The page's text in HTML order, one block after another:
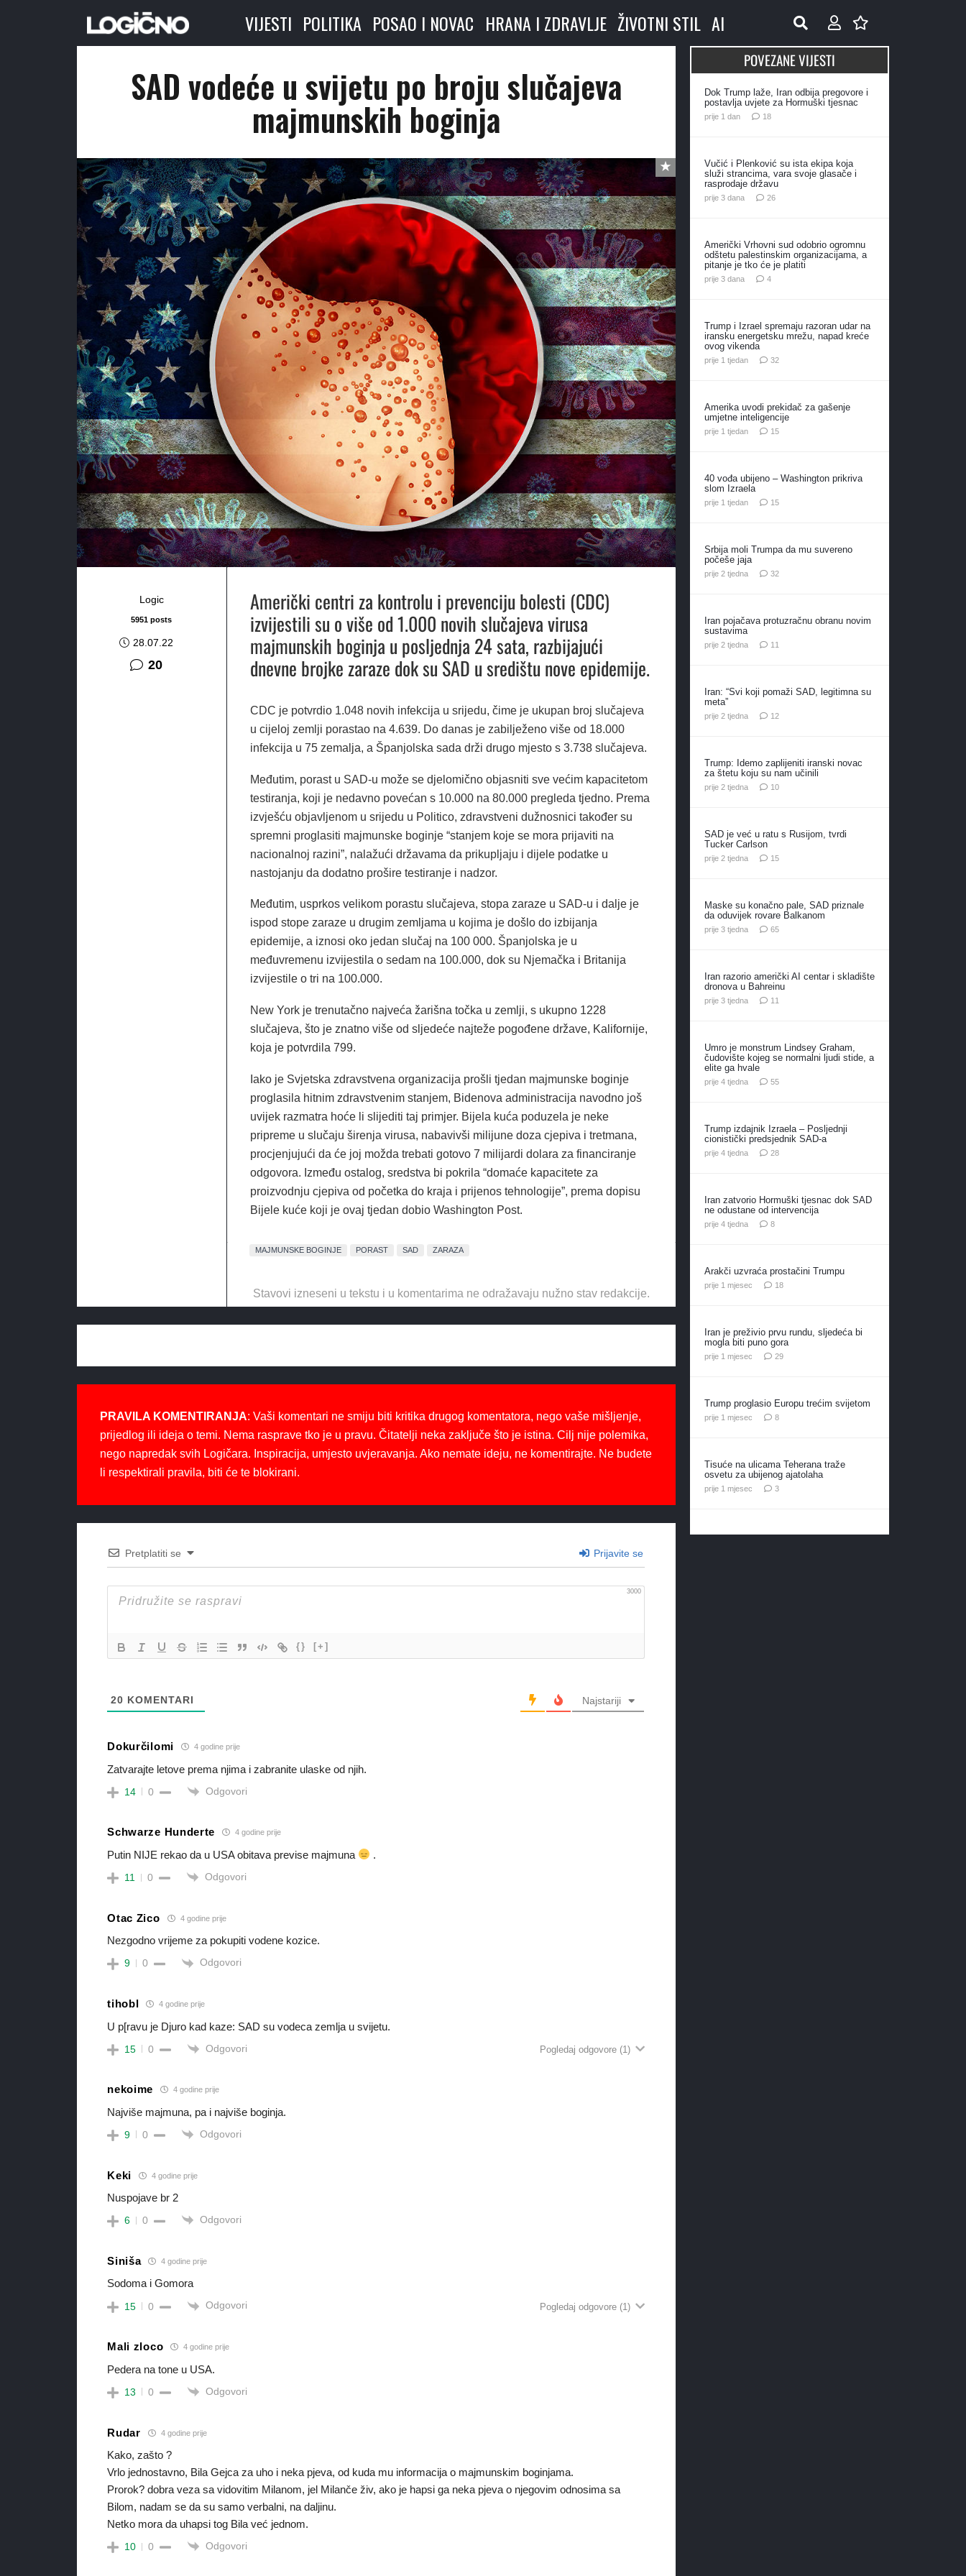
VIJESTI POLITIKA POSAO I NOVAC HRANA I ZDRAVLJE ŽIVOTNI STIL AI
SAD vodeće u svijetu po broju slučajeva
majmunskih boginja
Logic
5951 posts
28.07.22
20komentara
Američki centri za kontrolu i prevenciju bolesti (CDC)
izvijestili su o više od 1.000 novih slučajeva virusa
majmunskih boginja u posljednja 24 sata, razbijajući
dnevne brojke zaraze dok su SAD u središtu nove epidemije.
CDC je potvrdio 1.048 novih infekcija u srijedu, čime je ukupan broj slučajeva
u cijeloj zemlji porastao na 4.639. Do danas je zabilježeno više od 18.000
infekcija u 75 zemalja, a Španjolska sada drži drugo mjesto s 3.738 slučajeva.
Međutim, porast u SAD-u može se djelomično objasniti sve većim kapacitetom
testiranja, koji je nedavno povećan s 10.000 na 80.000 pregleda tjedno. Prema
izvješću objavljenom u srijedu u Politico, zdravstveni dužnosnici također su
spremni proglasiti majmunske boginje “stanjem koje se mora prijaviti na
nacionalnoj razini”, nalažući državama da prikupljaju i dijele podatke u
nastojanju da dodatno prošire testiranje i nadzor.
Međutim, usprkos velikom porastu slučajeva, stopa zaraze u SAD-u i dalje je
ispod stope zaraze u drugim zemljama u kojima je došlo do izbijanja
epidemije, a iznosi oko jedan slučaj na 100 000. Španjolska je u
međuvremenu izvijestila o sedam na 100.000, dok su Njemačka i Britanija
izvijestile o tri na 100.000.
New York je trenutačno najveća žarišna točka u zemlji, s ukupno 1228
slučajeva, što je znatno više od sljedeće najteže pogođene države, Kalifornije,
koja je potvrdila 799.
Iako je Svjetska zdravstvena organizacija prošli tjedan majmunske boginje
proglasila hitnim zdravstvenim stanjem, Bidenova administracija navodno još
uvijek razmatra hoće li slijediti taj primjer. Bijela kuća poduzela je neke
pripreme u slučaju širenja virusa, nabavivši milijune doza cjepiva i tretmana,
procjenjujući da će joj možda trebati gotovo 7 milijardi dolara za financiranje
odgovora. Između ostalog, sredstva bi pokrila “domaće kapacitete za
proizvodnju cjepiva od početka do kraja i prijenos tehnologije”, prema dopisu
Bijele kuće koji je ovaj tjedan dobio Washington Post.
MAJMUNSKE BOGINJE PORAST SAD ZARAZA
Stavovi izneseni u tekstu i u komentarima ne odražavaju nužno stav redakcije.
PRAVILA KOMENTIRANJA: Vaši komentari ne smiju biti kritika drugog komentatora, nego vaše mišljenje,
prijedlog ili ideja o temi. Nema rasprave tko je u pravu. Čitatelji neka zaključe što je istina. Cilj nije polemika,
nego napredak svih Logičara. Inspiracija, umjesto uvjeravanja. Ako nemate ideju, ne komentirajte. Ne budete
li respektirali pravila, biti će te blokirani.
Pretplatiti se Prijavite se
3000
{} [+]
20 KOMENTARI Najstariji
Dokurčilomi 4 godine prije
Zatvarajte letove prema njima i zabranite ulaske od njih.
14 0 Odgovori
Schwarze Hunderte 4 godine prije
Putin NIJE rekao da u USA obitava previse majmuna .
11 0 Odgovori
Otac Zico 4 godine prije
Nezgodno vrijeme za pokupiti vodene kozice.
9 0 Odgovori
tihobl 4 godine prije
U p[ravu je Djuro kad kaze: SAD su vodeca zemlja u svijetu.
15 0 Odgovori Pogledaj odgovore (1)
nekoime 4 godine prije
Najviše majmuna, pa i najviše boginja.
9 0 Odgovori
Keki 4 godine prije
Nuspojave br 2
6 0 Odgovori
Siniša 4 godine prije
Sodoma i Gomora
15 0 Odgovori Pogledaj odgovore (1)
Mali zloco 4 godine prije
Pedera na tone u USA.
13 0 Odgovori
Rudar 4 godine prije
Kako, zašto ?
Vrlo jednostavno, Bila Gejca za uho i neka pjeva, od kuda mu informacija o majmunskim boginjama.
Prorok? dobra veza sa vidovitim Milanom, jel Milanče živ, ako je hapsi ga neka pjeva o njegovim odnosima sa
Bilom, nadam se da su samo verbalni, na daljinu.
Netko mora da uhapsi tog Bila već jednom.
10 0 Odgovori
POVEZANE VIJESTI
Dok Trump laže, Iran odbija pregovore i
postavlja uvjete za Hormuški tjesnac
prije 1 dan 18komentara
Vučić i Plenković su ista ekipa koja
služi strancima, vara svoje glasače i
rasprodaje državu
prije 3 dana 26komentara
Američki Vrhovni sud odobrio ogromnu
odštetu palestinskim organizacijama, a
pitanje je tko će je platiti
prije 3 dana 4komentara
Trump i Izrael spremaju razoran udar na
iransku energetsku mrežu, napad kreće
ovog vikenda
prije 1 tjedan 32komentara
Amerika uvodi prekidač za gašenje
umjetne inteligencije
prije 1 tjedan 15komentara
40 vođa ubijeno – Washington prikriva
slom Izraela
prije 1 tjedan 15komentara
Srbija moli Trumpa da mu suvereno
počeše jaja
prije 2 tjedna 32komentara
Iran pojačava protuzračnu obranu novim
sustavima
prije 2 tjedna 11
Iran: “Svi koji pomaži SAD, legitimna su
meta”
prije 2 tjedna 12komentara
Trump: Idemo zaplijeniti iranski novac
za štetu koju su nam učinili
prije 2 tjedna 10komentara
SAD je već u ratu s Rusijom, tvrdi
Tucker Carlson
prije 2 tjedna 15komentara
Maske su konačno pale, SAD priznale
da oduvijek rovare Balkanom
prije 3 tjedna 65komentara
Iran razorio američki AI centar i skladište
dronova u Bahreinu
prije 3 tjedna 11
Umro je monstrum Lindsey Graham,
čudovište kojeg se normalni ljudi stide, a
elite ga hvale
prije 4 tjedna 55komentara
Trump izdajnik Izraela – Posljednji
cionistički predsjednik SAD-a
prije 4 tjedna 28komentara
Iran zatvorio Hormuški tjesnac dok SAD
ne odustane od intervencija
prije 4 tjedna 8komentara
Arakči uzvraća prostačini Trumpu
prije 1 mjesec 18komentara
Iran je preživio prvu rundu, sljedeća bi
mogla biti puno gora
prije 1 mjesec 29komentara
Trump proglasio Europu trećim svijetom
prije 1 mjesec 8komentara
Tisuće na ulicama Teherana traže
osvetu za ubijenog ajatolaha
prije 1 mjesec 3komentara